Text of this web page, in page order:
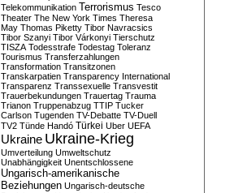
Telekommunikation Terrorismus Tesco
Theater The New York Times Theresa
May Thomas Piketty Tibor Navracsics
Tibor Szanyi Tibor Várkonyi Tierschutz
TISZA Todesstrafe Todestag Toleranz
Tourismus Transferzahlungen
Transformation Transitzonen
Transkarpatien Transparency International
Transparenz Transsexuelle Transvestit
Trauerbekundungen Trauertag Trauma
Trianon Truppenabzug TTIP Tucker
Carlson Tugenden TV-Debatte TV-Duell
TV2 Tünde Handó Türkei Uber UEFA
Ukraine Ukraine-Krieg
Umverteilung Umweltschutz
Unabhängigkeit Unentschlossene
Ungarisch-amerikanische
Beziehungen Ungarisch-deutsche